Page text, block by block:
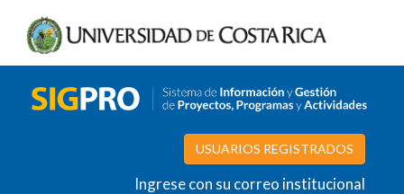
USUARIOS REGISTRADOS
Ingrese con su correo institucional